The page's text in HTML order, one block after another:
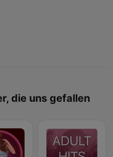
die uns gefallen